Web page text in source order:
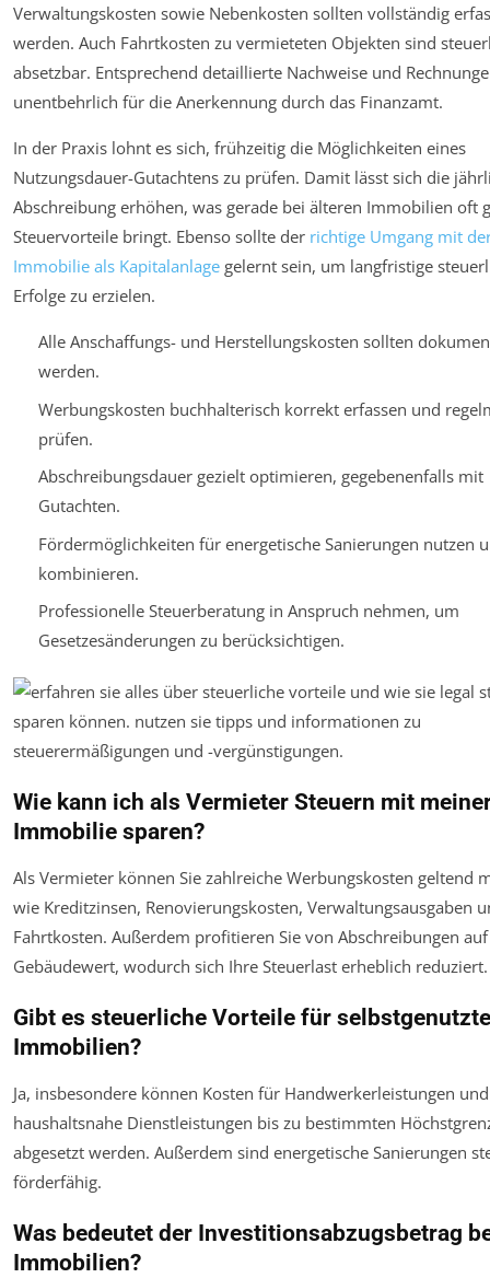
Verwaltungskosten sowie Nebenkosten sollten vollständig
werden. Auch Fahrtkosten zu vermieteten Objekten sind
absetzbar. Entsprechend detaillierte Nachweise und
unentbehrlich für die Anerkennung durch das Finanzamt.
In der Praxis lohnt es sich, frühzeitig die Möglichkeiten eines
Nutzungsdauer-Gutachtens zu prüfen. Damit lässt sich die
Abschreibung erhöhen, was gerade bei älteren Immobilien oft
Steuervorteile bringt. Ebenso sollte der richtige Umgang mit
Immobilie als Kapitalanlage gelernt sein, um langfristige
Erfolge zu erzielen.
Alle Anschaffungs- und Herstellungskosten sollten
werden.
Werbungskosten buchhalterisch korrekt erfassen und
prüfen.
Abschreibungsdauer gezielt optimieren, gegebenenfalls mit
Gutachten.
Fördermöglichkeiten für energetische Sanierungen nutzen
kombinieren.
Professionelle Steuerberatung in Anspruch nehmen, um
Gesetzesänderungen zu berücksichtigen.
Wie kann ich als Vermieter Steuern mit
Immobilie sparen?
Als Vermieter können Sie zahlreiche Werbungskosten geltend
wie Kreditzinsen, Renovierungskosten, Verwaltungsausgaben
Fahrtkosten. Außerdem profitieren Sie von Abschreibungen
Gebäudewert, wodurch sich Ihre Steuerlast erheblich reduziert.
Gibt es steuerliche Vorteile für selbstgenutzte
Immobilien?
Ja, insbesondere können Kosten für Handwerkerleistungen und
haushaltsnahe Dienstleistungen bis zu bestimmten
abgesetzt werden. Außerdem sind energetische Sanierungen
förderfähig.
Was bedeutet der Investitionsabzugsbetrag
Immobilien?